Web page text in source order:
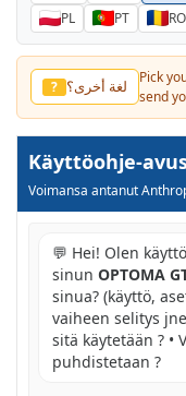
PL
PT RO
? لغة أخرى؟
Pick
send
Käyttöohje-
Voimansa antanut
💬 Hei! Olen
sinun OPTOMA
sinua? (käyttö,
vaiheen selitys
sitä käytetään ? •
puhdistetaan ?